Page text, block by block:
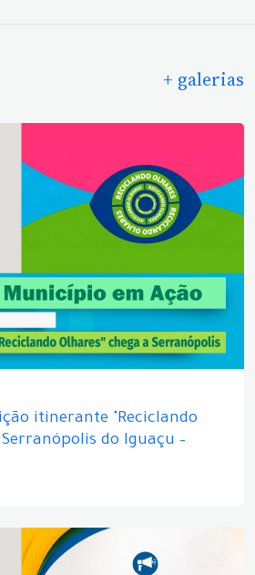
+ galerias
itinerante "Reciclando
do Iguaçu –